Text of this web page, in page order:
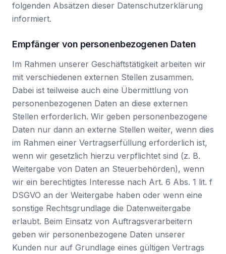
folgenden Absätzen dieser Datenschutzerklärung
informiert.
Empfänger von personenbezogenen Daten
Im Rahmen unserer Geschäftstätigkeit arbeiten wir
mit verschiedenen externen Stellen zusammen.
Dabei ist teilweise auch eine Übermittlung von
personenbezogenen Daten an diese externen
Stellen erforderlich. Wir geben personenbezogene
Daten nur dann an externe Stellen weiter, wenn dies
im Rahmen einer Vertragserfüllung erforderlich ist,
wenn wir gesetzlich hierzu verpflichtet sind (z. B.
Weitergabe von Daten an Steuerbehörden), wenn
wir ein berechtigtes Interesse nach Art. 6 Abs. 1 lit. f
DSGVO an der Weitergabe haben oder wenn eine
sonstige Rechtsgrundlage die Datenweitergabe
erlaubt. Beim Einsatz von Auftragsverarbeitern
geben wir personenbezogene Daten unserer
Kunden nur auf Grundlage eines gültigen Vertrags